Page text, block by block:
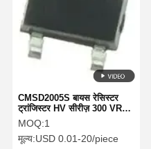
CMSD2005S बायस रेसिस्टर
ट्रांजिस्टर HV सीरीज़ 300 VR
350 VRRM 225 IF
MOQ:1
मूल्य:USD 0.01-20/piece